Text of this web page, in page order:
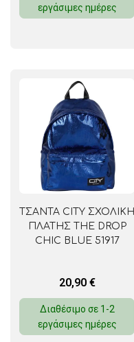
εργάσιμες ημέρες
ΤΣΑΝΤΑ CITY ΣΧΟΛΙΚΗ
ΠΛΑΤΗΣ THE DROP
CHIC BLUE 51917
20,90 €
Διαθέσιμο σε 1-2
εργάσιμες ημέρες